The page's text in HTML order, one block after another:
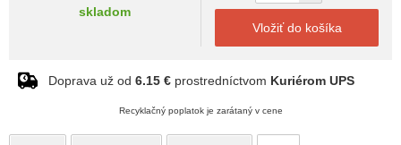
skladom
Vložiť do košíka
Doprava už od 6.15 € prostredníctvom Kuriérom UPS
Recyklačný poplatok je zarátaný v cene